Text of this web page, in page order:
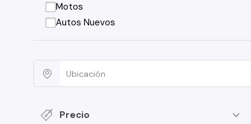
Motos
Autos Nuevos
Precio